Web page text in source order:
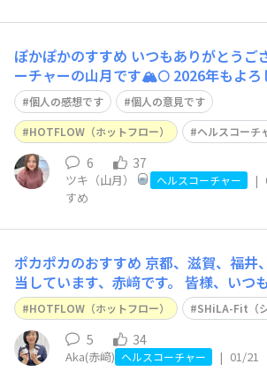
ぽかぽかのすすめ いつもありがとうご
ーチャーの山月です🏔️🌕 2026年もよろ
ます。 2026年始まりもう1ヶ月が経と
正月太りしっかりとしちゃいました🫣
わってます‼︎まだ元に戻れてないのは私
💦笑 腹筋は
個人の感想です
個人の意見です
HOTFLOW（ホットフロー）
ヘルスコーチ
6 37
ツキ（山月） ヘルスコーチャー |
すめ
ポカポカのおすすめ 京都、滋賀、福井
当しています、赤﨑です。 皆様、いつ
うございます😊 今日はとても寒いです
県にいますが、雪が少しちらついていま
のニュースが流れておりますので、皆様
さいませ。 私の冷え対策⚫︎
HOTFLOW（ホットフロー） SHiLA-Fit（
5 34
Aka(赤﨑) ヘルスコーチャー | 01/21